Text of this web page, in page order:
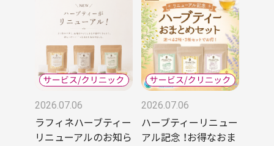
2026.07.06
ラフィネハーブティー
リニューアルのお知ら
2026.07.06
ハーブティーリニュー
アル記念 ！お得なおま